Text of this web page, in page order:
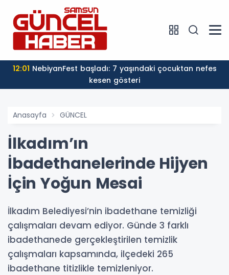
12:01
kesen gösteri
Anasayfa GÜNCEL
İlkadım’ın
İbadethanelerinde Hijyen
İçin Yoğun Mesai
İlkadım Belediyesi’nin ibadethane temizliği
çalışmaları devam ediyor. Günde 3 farklı
ibadethanede gerçekleştirilen temizlik
çalışmaları kapsamında, ilçedeki 265
ibadethane titizlikle temizleniyor.